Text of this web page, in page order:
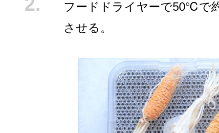
フードドライヤーで50℃で
させる。